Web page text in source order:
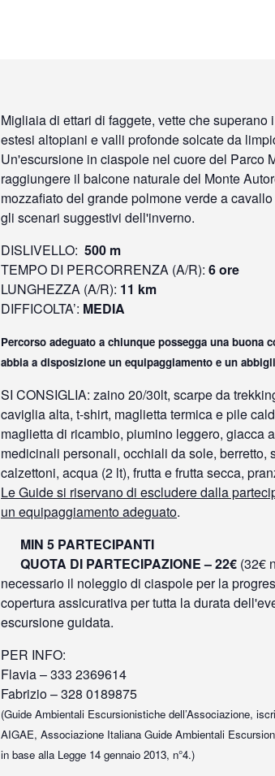
Migliaia di ettari di faggete, vette che superano
estesi altopiani e valli profonde solcate da
Un'escursione in ciaspole nel cuore del Parco
raggiungere il balcone naturale del Monte
mozzafiato del grande polmone verde a
gli scenari suggestivi dell'inverno.
DISLIVELLO: 500 m
TEMPO DI PERCORRENZA (A/R): 6 ore
LUNGHEZZA (A/R): 11 km
DIFFICOLTA’: MEDIA
Percorso adeguato a chiunque possegga una buona
abbia a disposizione un equipaggiamento e un
SI CONSIGLIA: zaino 20/30lt, scarpe da
caviglia alta, t-shirt, maglietta termica e pile
maglietta di ricambio, piumino leggero, giacca
medicinali personali, occhiali da sole, berretto,
calzettoni, acqua (2 lt), frutta e frutta secca,
Le Guide si riservano di escludere dalla
un equipaggiamento adeguato.
MIN 5 PARTECIPANTI
QUOTA DI PARTECIPAZIONE – 22€ (32€
necessario il noleggio di ciaspole per la
copertura assicurativa per tutta la durata
escursione guidata.
PER INFO:
Flavia – 333 2369614
Fabrizio – 328 0189875
(Guide Ambientali Escursionistiche dell’Associazione,
AIGAE, Associazione Italiana Guide Ambientali
in base alla Legge 14 gennaio 2013, n°4.)